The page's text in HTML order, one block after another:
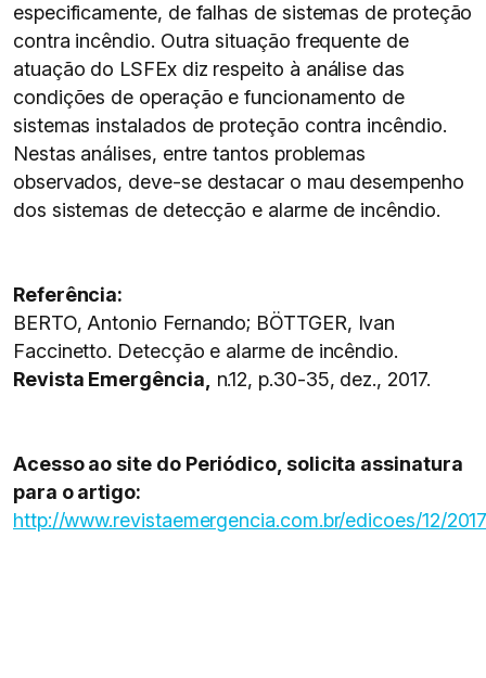
especificamente, de falhas de sistemas de proteção
contra incêndio. Outra situação frequente de
atuação do LSFEx diz respeito à análise das
condições de operação e funcionamento de
sistemas instalados de proteção contra incêndio.
Nestas análises, entre tantos problemas
observados, deve-se destacar o mau desempenho
dos sistemas de detecção e alarme de incêndio.
Referência:
BERTO, Antonio Fernando; BÖTTGER, Ivan
Faccinetto. Detecção e alarme de incêndio.
Revista Emergência,
n.12, p.30-35, dez., 2017.
Acesso ao site do Periódico, solicita assinatura
para o artigo:
http://www.revistaemergencia.com.br/edicoes/12/